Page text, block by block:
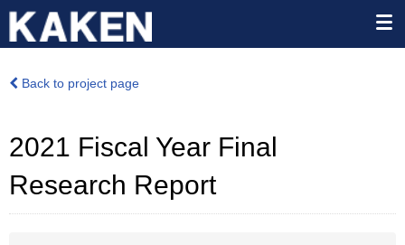
Back to project page
2021 Fiscal Year Final
Research Report